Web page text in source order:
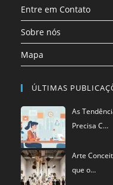
Entre em Contato
Sobre nós
Mapa
ÚLTIMAS
As
Precisa C…
Arte
que o…